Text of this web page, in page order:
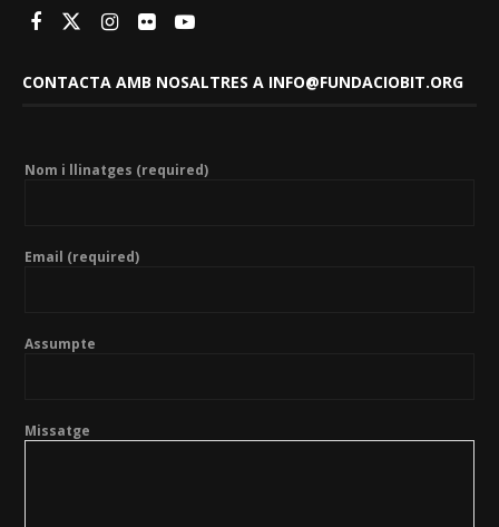
CONTACTA AMB NOSALTRES A INFO@FUNDACIOBIT.ORG
Nom i llinatges (required)
Email (required)
Assumpte
Missatge